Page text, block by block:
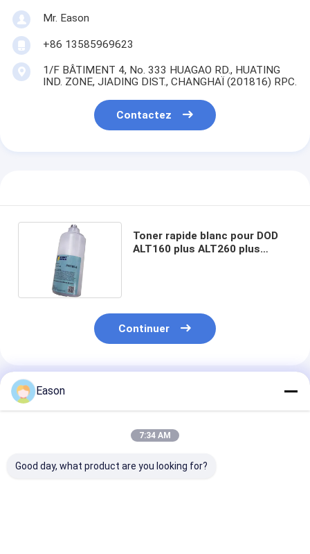
Mr. Eason
+86 13585969623
1/F BÂTIMENT 4, No. 333 HUAGAO RD., HUATING
IND. ZONE, JIADING DIST., CHANGHAÏ (201816) RPC.
Contactez
Toner rapide blanc pour DOD
ALT160 plus ALT260 plus
Continuer
Produits Recommandés
Eason
7:34 AM
Good day, what product are you looking for?